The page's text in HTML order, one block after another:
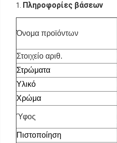
1. Πληροφορίες βάσεων
Όνομα προϊόντων
Στοιχείο αριθ.
Στρώματα
Υλικό
Χρώμα
Ύφος
Πιστοποίηση